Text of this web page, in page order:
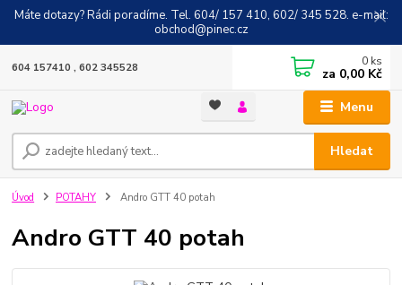
Máte dotazy? Rádi poradíme. Tel. 604/ 157 410, 602/ 345 528. e-mail:
obchod@pinec.cz
Menu
Hledat
604 157410 , 602 345528 0 ks
za 0,00 Kč
Úvod POTAHY Andro GTT 40 potah
Andro GTT 40 potah